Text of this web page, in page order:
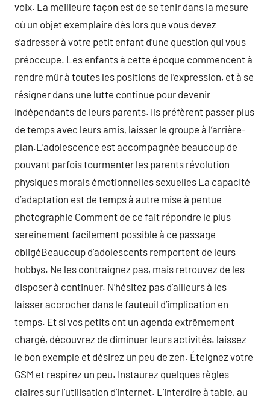
voix. La meilleure façon est de se tenir dans la mesure
où un objet exemplaire dès lors que vous devez
s’adresser à votre petit enfant d’une question qui vous
préoccupe. Les enfants à cette époque commencent à
rendre mûr à toutes les positions de l’expression, et à se
résigner dans une lutte continue pour devenir
indépendants de leurs parents. Ils préfèrent passer plus
de temps avec leurs amis, laisser le groupe à l’arrière-
plan.L’adolescence est accompagnée beaucoup de
pouvant parfois tourmenter les parents révolution
physiques morals émotionnelles sexuelles La capacité
d’adaptation est de temps à autre mise à pentue
photographie Comment de ce fait répondre le plus
sereinement facilement possible à ce passage
obligéBeaucoup d’adolescents remportent de leurs
hobbys. Ne les contraignez pas, mais retrouvez de les
disposer à continuer. N’hésitez pas d’ailleurs à les
laisser accrocher dans le fauteuil d’implication en
temps. Et si vos petits ont un agenda extrêmement
chargé, découvrez de diminuer leurs activités. laissez
le bon exemple et désirez un peu de zen. Éteignez votre
GSM et respirez un peu. Instaurez quelques règles
claires sur l’utilisation d’internet. L’interdire à table, au